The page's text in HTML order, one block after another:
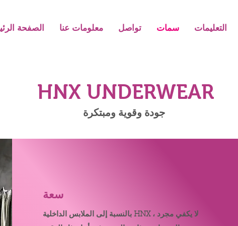
الصفحة معلومات عنا تواصل سمات التعليمات
HNX UNDERWEAR
جودة وقوية ومبتكرة
سعة
بالنسبة إلى الملابس الداخلية HNX ، لا يكفي مجرد